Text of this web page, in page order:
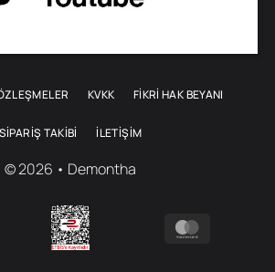
KVKK FİKRİ HAK BEYANI
SIPARIŞ TAKIBI İLETIŞIM
© 2026 • Demontha